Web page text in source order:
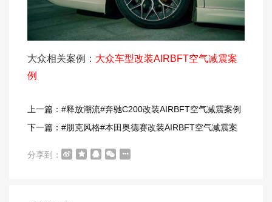
大众相关案例： 大众车型改装AIRBFT空气减震案
例
上一篇：#释放潮流#奔驰C200改装AIRBFT空气减震案例
下一篇：#朋克风格#本田奥德赛改装AIRBFT空气减震案
分享到：